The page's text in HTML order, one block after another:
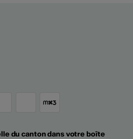
du canton dans votre boîte